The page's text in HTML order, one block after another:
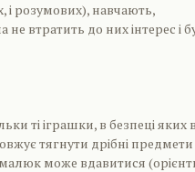
і розумових), навчають,
втратить до них інтерес і
ті іграшки, в безпеці яких
тягнути дрібні предмети
може вдавитися